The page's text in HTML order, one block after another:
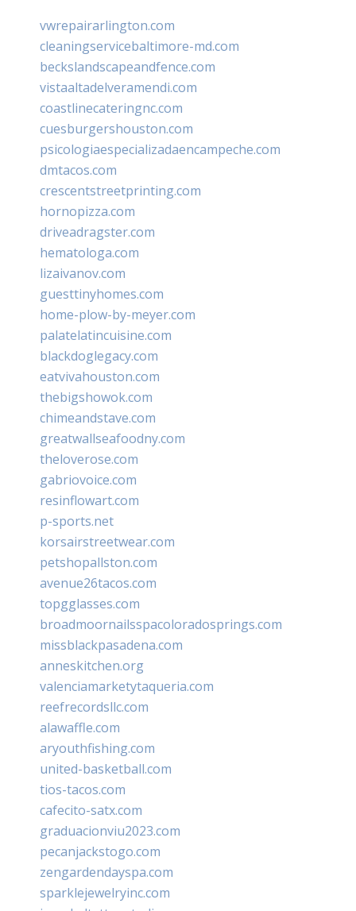
vwrepairarlington.com
cleaningservicebaltimore-md.com
beckslandscapeandfence.com
vistaaltadelveramendi.com
coastlinecateringnc.com
cuesburgershouston.com
psicologiaespecializadaencampeche.com
dmtacos.com
crescentstreetprinting.com
hornopizza.com
driveadragster.com
hematologa.com
lizaivanov.com
guesttinyhomes.com
home-plow-by-meyer.com
palatelatincuisine.com
blackdoglegacy.com
eatvivahouston.com
thebigshowok.com
chimeandstave.com
greatwallseafoodny.com
theloverose.com
gabriovoice.com
resinflowart.com
p-sports.net
korsairstreetwear.com
petshopallston.com
avenue26tacos.com
topgglasses.com
broadmoornailsspacoloradosprings.com
missblackpasadena.com
anneskitchen.org
valenciamarketytaqueria.com
reefrecordsllc.com
alawaffle.com
aryouthfishing.com
united-basketball.com
tios-tacos.com
cafecito-satx.com
graduacionviu2023.com
pecanjackstogo.com
zengardendayspa.com
sparklejewelryinc.com